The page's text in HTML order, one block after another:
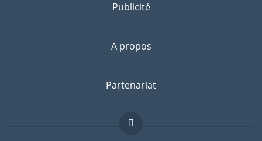
Publicité
A propos
Partenariat